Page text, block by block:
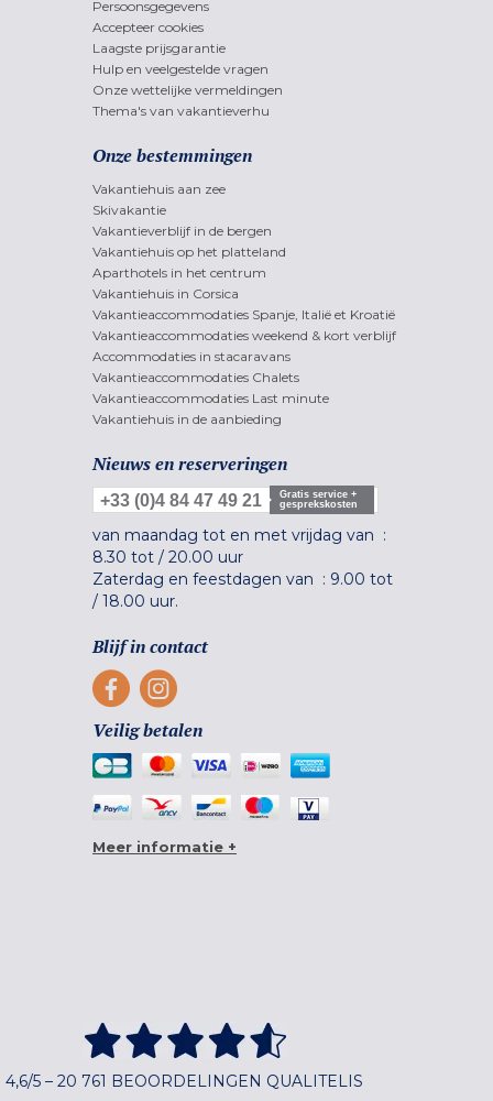
Persoonsgegevens
Accepteer cookies
Laagste prijsgarantie
Hulp en veelgestelde vragen
Onze wettelijke vermeldingen
Thema's van vakantieverhu
Onze bestemmingen
Vakantiehuis aan zee
Skivakantie
Vakantieverblijf in de bergen
Vakantiehuis op het platteland
Aparthotels in het centrum
Vakantiehuis in Corsica
Vakantieaccommodaties Spanje, Italië et Kroatië
Vakantieaccommodaties weekend & kort verblijf
Accommodaties in stacaravans
Vakantieaccommodaties Chalets
Vakantieaccommodaties Last minute
Vakantiehuis in de aanbieding
Nieuws en reserveringen
+33 (0)4 84 47 49 21
Gratis service +
gesprekskosten
van maandag tot en met vrijdag van :
8.30 tot / 20.00 uur
Zaterdag en feestdagen van : 9.00 tot
/ 18.00 uur.
Blijf in contact
Veilig betalen
Meer informatie +
4,6/5 – 20 761 BEOORDELINGEN QUALITELIS